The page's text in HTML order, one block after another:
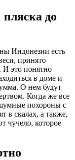
до
Индонезии есть
принято
И это понятно
в доме и
О нем будут
Когда же все
похороны с
в скалах, а также,
чучело, которое